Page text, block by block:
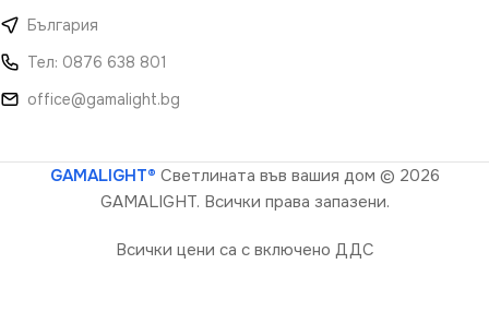
България
Тел: 0876 638 801
office@gamalight.bg
GAMALIGHT® Светлината във вашия дом © 2026
GAMALIGHT. Всички права запазени.
Всички цени са с включено ДДС